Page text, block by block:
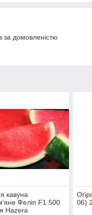
за домовленістю
кавуна
Феліп F1 500
Hazera
06)